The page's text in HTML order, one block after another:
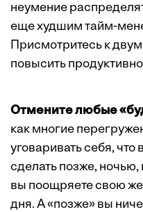
неумение
еще худшим тайм-
Присмотритесь к
повысить
Отмените любые
как многие
уговаривать себя,
сделать позже,
вы поощряете свою же
дня. А «позже» вы